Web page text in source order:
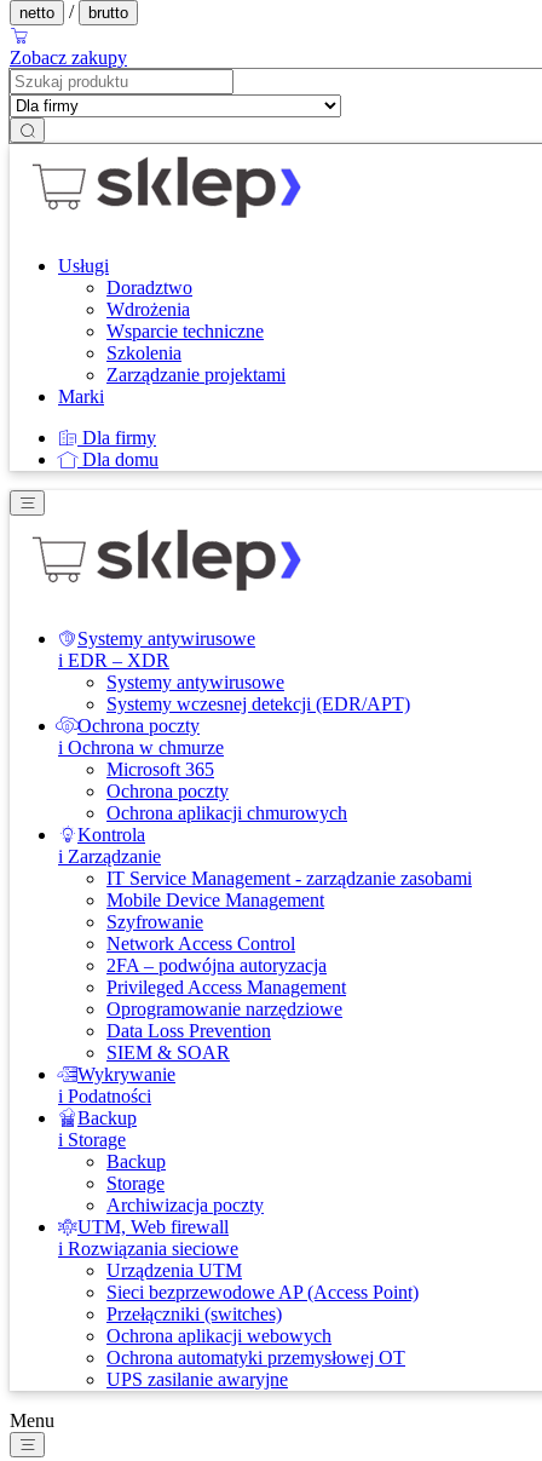
netto / brutto
Zobacz zakupy
Usługi
Doradztwo
Wdrożenia
Wsparcie techniczne
Szkolenia
Zarządzanie projektami
Marki
Dla firmy
Dla domu
Systemy antywirusowe
i EDR – XDR
Systemy antywirusowe
Systemy wczesnej detekcji (EDR/APT)
Ochrona poczty
i Ochrona w chmurze
Microsoft 365
Ochrona poczty
Ochrona aplikacji chmurowych
Kontrola
i Zarządzanie
IT Service Management - zarządzanie zasobami
Mobile Device Management
Szyfrowanie
Network Access Control
2FA – podwójna autoryzacja
Privileged Access Management
Oprogramowanie narzędziowe
Data Loss Prevention
SIEM & SOAR
Wykrywanie
i Podatności
Backup
i Storage
Backup
Storage
Archiwizacja poczty
UTM, Web firewall
i Rozwiązania sieciowe
Urządzenia UTM
Sieci bezprzewodowe AP (Access Point)
Przełączniki (switches)
Ochrona aplikacji webowych
Ochrona automatyki przemysłowej OT
UPS zasilanie awaryjne
Menu